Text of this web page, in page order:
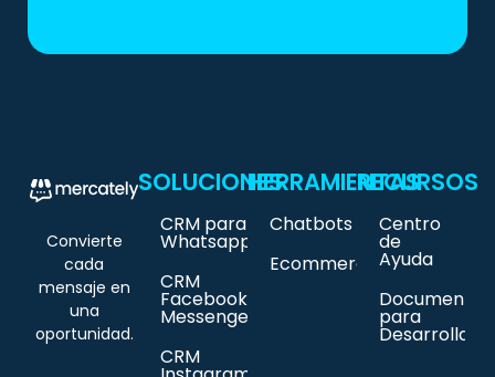
Convierte
cada
mensaje en
una
oportunidad.
SOLUCIONES
CRM para
Whatsapp
CRM
Facebook
Messenger
CRM
HERRAMIENTAS
Chatbots
Ecommerce
RECURSOS
Centro
de
Ayuda
para